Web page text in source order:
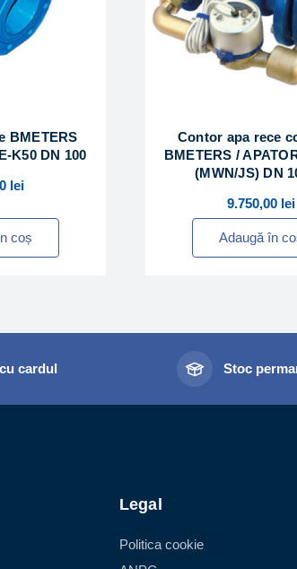
BMETERS
K50 DN 100
lei
coș
Contor apa rece
BMETERS /
(MWN/JS) DN
9.750,00 lei
Adaugă în
cardul Stoc
Legal
Politica cookie